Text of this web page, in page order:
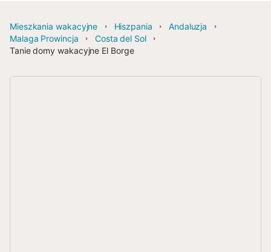
Mieszkania wakacyjne Hiszpania
Andaluzja
Malaga Prowincja
Costa del Sol
Tanie domy wakacyjne El Borge